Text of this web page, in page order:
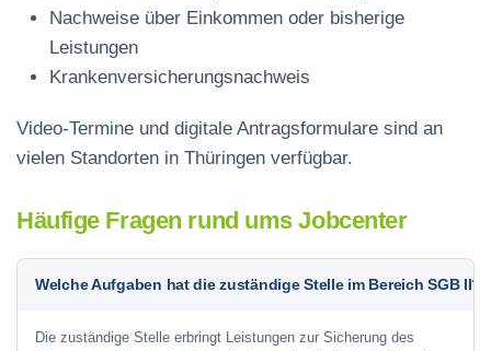
Nachweise über Einkommen oder bisherige
Leistungen
Krankenversicherungsnachweis
Video-Termine und digitale Antragsformulare sind an
vielen Standorten in Thüringen verfügbar.
Häufige Fragen rund ums Jobcenter
Welche Aufgaben hat die zuständige Stelle im Bereich SGB II?
Die zuständige Stelle erbringt Leistungen zur Sicherung des